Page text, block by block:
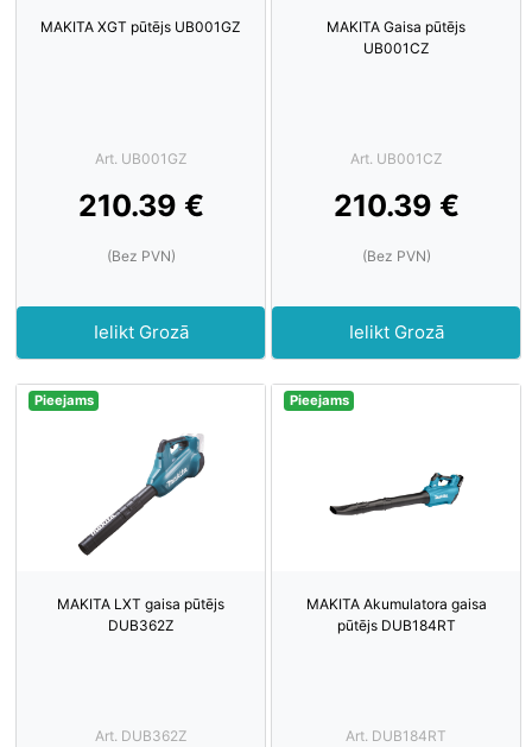
MAKITA XGT pūtējs UB001GZ
Art. UB001GZ
210.39 €
(Bez PVN)
Ielikt Grozā
MAKITA Gaisa pūtējs
UB001CZ
Art. UB001CZ
210.39 €
(Bez PVN)
Ielikt Grozā
Pieejams
MAKITA LXT gaisa pūtējs
DUB362Z
Art. DUB362Z
Pieejams
MAKITA Akumulatora gaisa
pūtējs DUB184RT
Art. DUB184RT